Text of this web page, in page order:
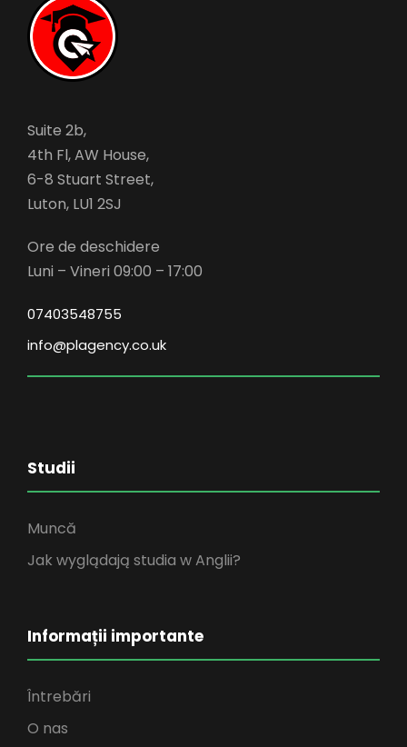
Suite 2b,
4th Fl, AW House,
6-8 Stuart Street,
Luton, LU1 2SJ
Ore de deschidere
Luni – Vineri 09:00 – 17:00
07403548755
info@plagency.co.uk
Studii
Muncă
Jak wyglądają studia w Anglii?
Informații importante
Întrebări
O nas